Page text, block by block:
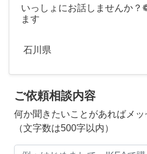
いっしょにお話しませんか？
ます
石川県
ご依頼相談内容
何か聞きたいことがあればメ
（文字数は500字以内）